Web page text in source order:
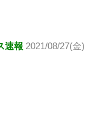
速報 2021/08/27(金)